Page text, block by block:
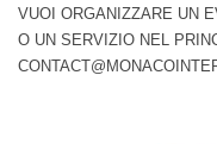
VUOI ORGANIZZARE UN
O UN SERVIZIO NEL